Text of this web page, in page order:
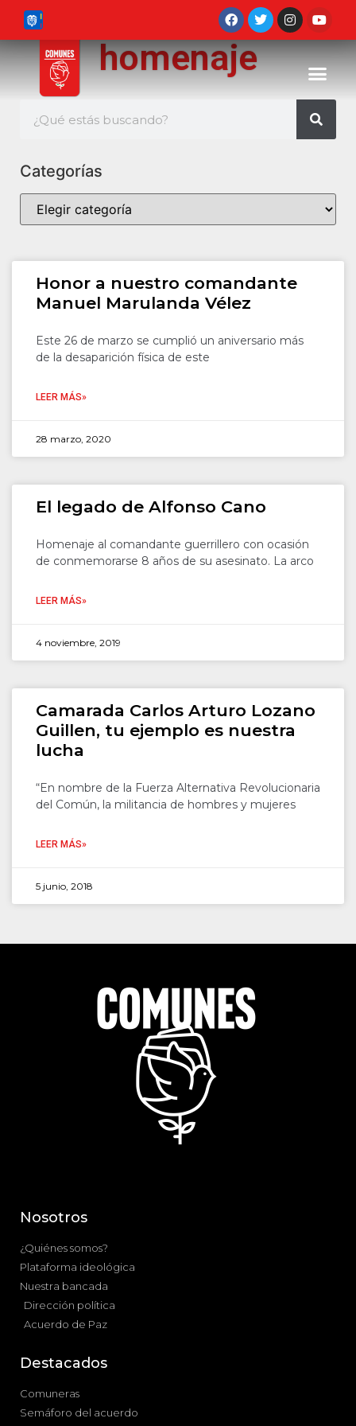
homenaje
Categorías
Honor a nuestro comandante
Manuel Marulanda Vélez
Este 26 de marzo se cumplió un aniversario más
de la desaparición física de este
LEER MÁS»
28 marzo, 2020
El legado de Alfonso Cano
Homenaje al comandante guerrillero con ocasión
de conmemorarse 8 años de su asesinato. La arco
LEER MÁS»
4 noviembre, 2019
Camarada Carlos Arturo Lozano
Guillen, tu ejemplo es nuestra
lucha
“En nombre de la Fuerza Alternativa Revolucionaria
del Común, la militancia de hombres y mujeres
LEER MÁS»
5 junio, 2018
Nosotros
¿Quiénes somos?
Plataforma ideológica
Nuestra bancada
Dirección política
Acuerdo de Paz
Destacados
Comuneras
Semáforo del acuerdo